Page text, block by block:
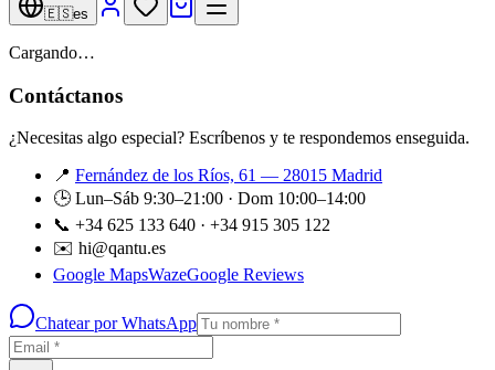
🇪🇸es
Cargando…
Contáctanos
¿Necesitas algo especial? Escríbenos y te respondemos enseguida.
📍 Fernández de los Ríos, 61 — 28015 Madrid
🕒 Lun–Sáb 9:30–21:00 · Dom 10:00–14:00
📞 +34 625 133 640 · +34 915 305 122
✉️ hi@qantu.es
Google MapsWazeGoogle Reviews
Chatear por WhatsApp